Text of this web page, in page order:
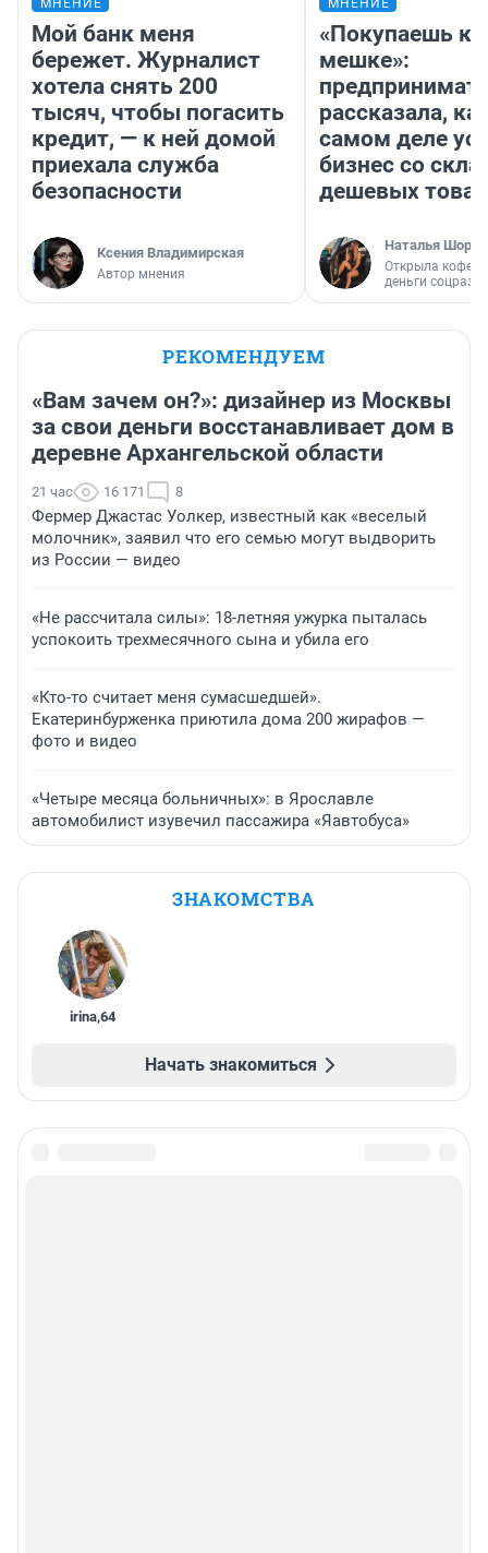
Мой банк меня
бережет. Журналист
хотела снять 200
тысяч, чтобы погасить
кредит, — к ней домой
приехала служба
безопасности
Ксения Владимирская
Автор мнения
«Покупаешь
мешке»:
рассказала,
самом деле
бизнес со
дешевых
Наталья
Открыла
деньги
РЕКОМЕНДУЕМ
«Вам зачем он?»: дизайнер из Москвы
за свои деньги восстанавливает дом в
деревне Архангельской области
21 час 16 171 8
Фермер Джастас Уолкер, известный как «веселый
молочник», заявил что его семью могут выдворить
из России — видео
«Не рассчитала силы»: 18-летняя ужурка пыталась
успокоить трехмесячного сына и убила его
«Кто-то считает меня сумасшедшей».
Екатеринбурженка приютила дома 200 жирафов —
фото и видео
«Четыре месяца больничных»: в Ярославле
автомобилист изувечил пассажира «Яавтобуса»
ЗНАКОМСТВА
irina,64
Начать знакомиться